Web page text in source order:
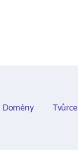
Domény Tvůrce